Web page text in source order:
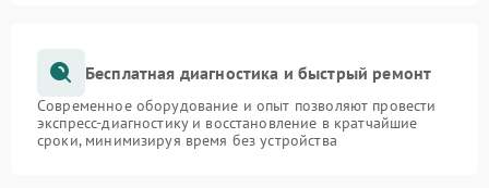
Бесплатная диагностика и быстрый ремонт
Современное оборудование и опыт позволяют провести
экспресс-диагностику и восстановление в кратчайшие
сроки, минимизируя время без устройства